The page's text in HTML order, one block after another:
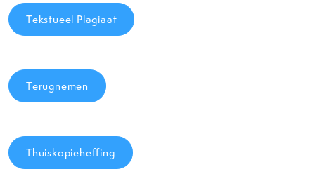
Tekstueel Plagiaat
Terugnemen
Thuiskopieheffing